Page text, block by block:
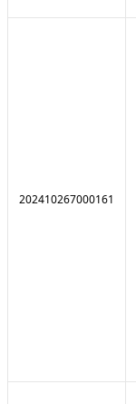
202410267000161